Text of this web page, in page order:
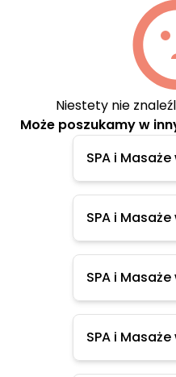
Niestety nie
Może poszukamy w
SPA i Masaże
SPA i
SPA i Masaże
SPA i Masaże